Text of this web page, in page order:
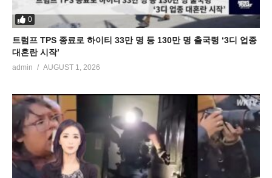
0
트럼프 TPS 종료로 하이티 33만 명 등 130만 명 출국령 ‘3디 업종
대혼란 시작’
admin AUGUST 1, 2026